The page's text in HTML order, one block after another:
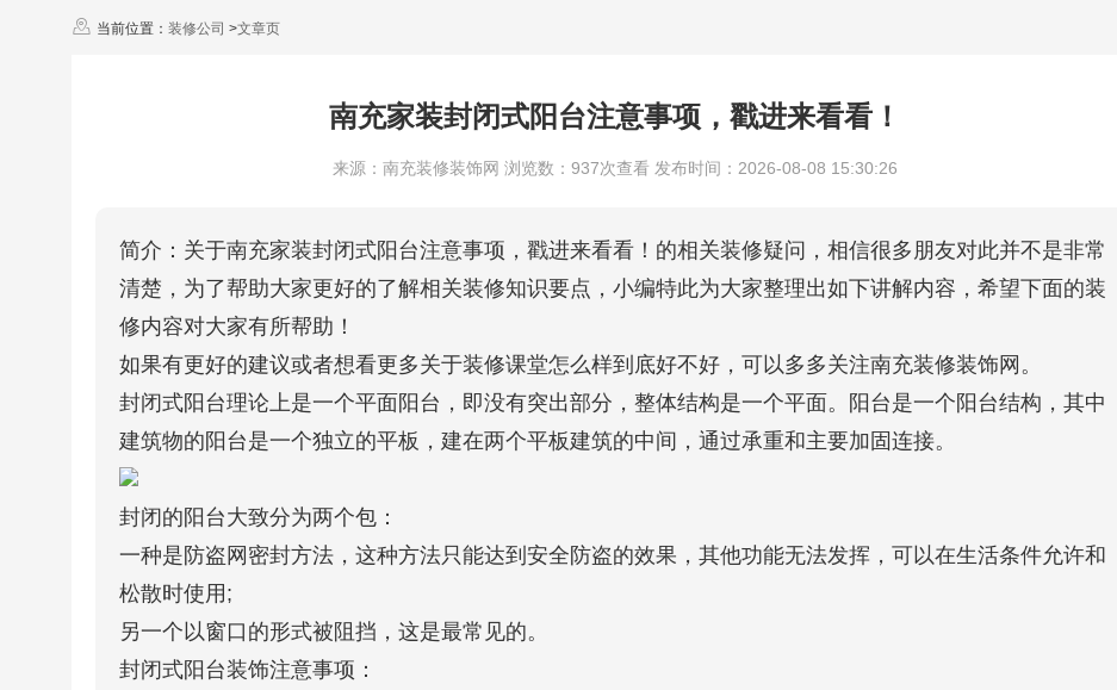
当前位置： 装修公司 >文章页
南充家装封闭式阳台注意事项，戳进来看看！
来源：南充装修装饰网 浏览数：937次查看 发布时间：2026-08-08 15:30:26
简介：关于南充家装封闭式阳台注意事项，戳进来看看！的相关装修疑问，相信很多朋友对此并不是非常
清楚，为了帮助大家更好的了解相关装修知识要点，小编特此为大家整理出如下讲解内容，希望下面的装
修内容对大家有所帮助！
如果有更好的建议或者想看更多关于装修课堂怎么样到底好不好，可以多多关注南充装修装饰网。
封闭式阳台理论上是一个平面阳台，即没有突出部分，整体结构是一个平面。阳台是一个阳台结构，其中
建筑物的阳台是一个独立的平板，建在两个平板建筑的中间，通过承重和主要加固连接。
封闭的阳台大致分为两个包：
一种是防盗网密封方法，这种方法只能达到安全防盗的效果，其他功能无法发挥，可以在生活条件允许和
松散时使用;
另一个以窗口的形式被阻挡，这是最常见的。
封闭式阳台装饰注意事项：